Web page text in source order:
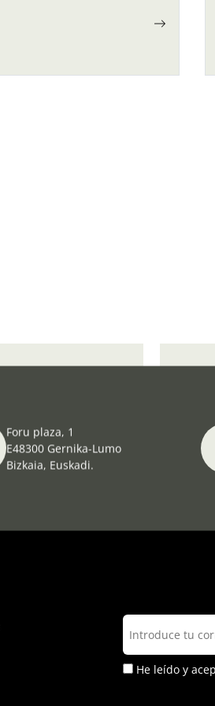
Foru plaza, 1
E48300 Gernika-Lumo
Bizkaia, Euskadi.
He leído y